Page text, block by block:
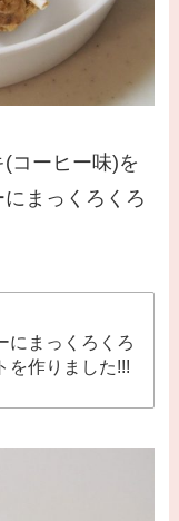
コーヒー味)を
まっくろくろ
にまっくろくろ
を作りました!!!